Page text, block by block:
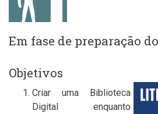
Em fase de preparação
Objetivos
Criar uma Biblioteca
Digital enquanto